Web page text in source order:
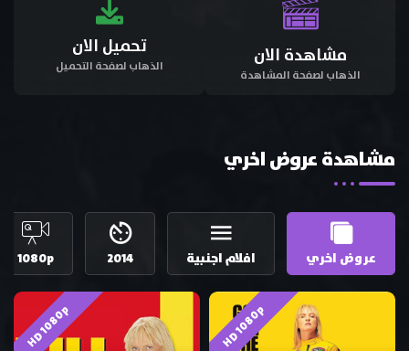
مشاهدة الان
الذهاب لصفحة المشاهدة
تحميل الان
الذهاب لصفحة التحميل
مشاهدة عروض اخري
عروض اخري افلام اجنبية 2014
1080p
HD 1080p
HD 1080p